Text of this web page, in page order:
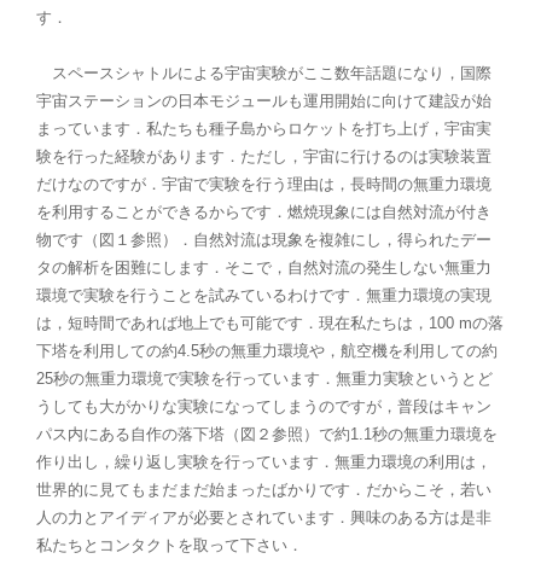
す．
スペースシャトルによる宇宙実験がここ数年話題になり，国際
宇宙ステーションの日本モジュールも運用開始に向けて建設が始
まっています．私たちも種子島からロケットを打ち上げ，宇宙実
験を行った経験があります．ただし，宇宙に行けるのは実験装置
だけなのですが．宇宙で実験を行う理由は，長時間の無重力環境
を利用することができるからです．燃焼現象には自然対流が付き
物です（図１参照）．自然対流は現象を複雑にし，得られたデー
タの解析を困難にします．そこで，自然対流の発生しない無重力
環境で実験を行うことを試みているわけです．無重力環境の実現
は，短時間であれば地上でも可能です．現在私たちは，100 mの落
下塔を利用しての約4.5秒の無重力環境や，航空機を利用しての約
25秒の無重力環境で実験を行っています．無重力実験というとど
うしても大がかりな実験になってしまうのですが，普段はキャン
パス内にある自作の落下塔（図２参照）で約1.1秒の無重力環境を
作り出し，繰り返し実験を行っています．無重力環境の利用は，
世界的に見てもまだまだ始まったばかりです．だからこそ，若い
人の力とアイディアが必要とされています．興味のある方は是非
私たちとコンタクトを取って下さい．